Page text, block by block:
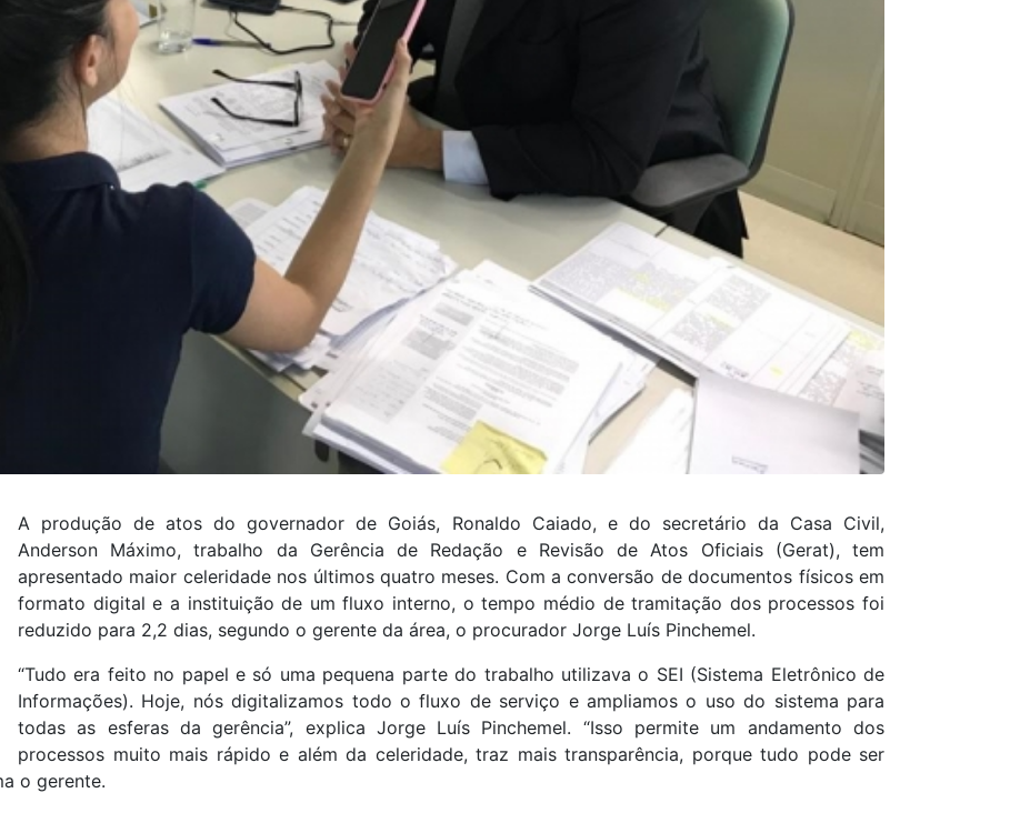
A produção de atos do governador de Goiás, Ronaldo Caiado, e do secretário da Casa Civil,
Anderson Máximo, trabalho da Gerência de Redação e Revisão de Atos Oficiais (Gerat), tem
apresentado maior celeridade nos últimos quatro meses. Com a conversão de documentos físicos em
formato digital e a instituição de um fluxo interno, o tempo médio de tramitação dos processos foi
reduzido para 2,2 dias, segundo o gerente da área, o procurador Jorge Luís Pinchemel.
“Tudo era feito no papel e só uma pequena parte do trabalho utilizava o SEI (Sistema Eletrônico de
Informações). Hoje, nós digitalizamos todo o fluxo de serviço e ampliamos o uso do sistema para
todas as esferas da gerência”, explica Jorge Luís Pinchemel. “Isso permite um andamento dos
processos muito mais rápido e além da celeridade, traz mais transparência, porque tudo pode ser
o gerente.